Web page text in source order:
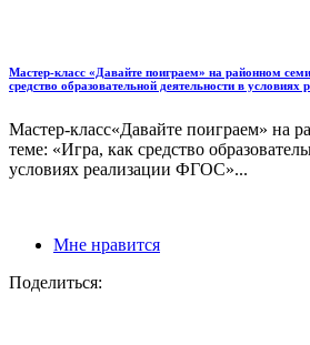
Мастер-класс «Давайте поиграем» на районном
средство образовательной деятельности в
Мастер-класс«Давайте поиграем» на
теме: «Игра, как средство
условиях реализации ФГОС»...
Мне нравится
Поделиться: